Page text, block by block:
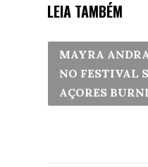
LEIA TAMBÉM
MAYRA
NO FESTIVAL
AÇORES